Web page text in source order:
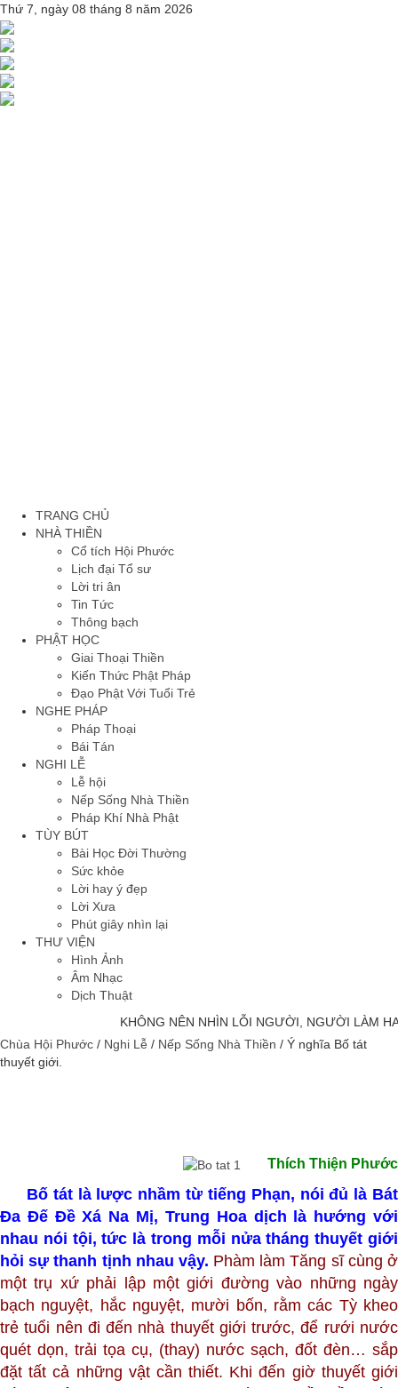
Thứ 7, ngày 08 tháng 8 năm 2026
TRANG CHỦ
NHÀ THIỀN
Cổ tích Hội Phước
Lịch đại Tổ sư
Lời tri ân
Tin Tức
Thông bạch
PHẬT HỌC
Giai Thoại Thiền
Kiến Thức Phật Pháp
Đạo Phật Với Tuổi Trẻ
NGHE PHÁP
Pháp Thoại
Bái Tán
NGHI LỄ
Lễ hội
Nếp Sống Nhà Thiền
Pháp Khí Nhà Phật
TÙY BÚT
Bài Học Đời Thường
Sức khỏe
Lời hay ý đẹp
Lời Xưa
Phút giây nhìn lại
THƯ VIỆN
Hình Ảnh
Âm Nhạc
Dịch Thuật
KHÔNG NÊN NHÌN LỖI NGƯỜI, NGƯỜI LÀM
Chùa Hội Phước / Nghi Lễ / Nếp Sống Nhà Thiền / Ý nghĩa Bố tát
thuyết giới.
Thích Thiện Phước
Bố tát là lược nhầm từ tiếng Phạn, nói đủ là Bát
Đa Đế Đề Xá Na Mị, Trung Hoa dịch là hướng với
nhau nói tội, tức là trong mỗi nửa tháng thuyết giới
hỏi sự thanh tịnh nhau vậy. Phàm làm Tăng sĩ cùng ở
một trụ xứ phải lập một giới đường vào những ngày
bạch nguyệt, hắc nguyệt, mười bốn, rằm các Tỳ kheo
trẻ tuổi nên đi đến nhà thuyết giới trước, để rưới nước
quét dọn, trải tọa cụ, (thay) nước sạch, đốt đèn… sắp
đặt tất cả những vật cần thiết. Khi đến giờ thuyết giới